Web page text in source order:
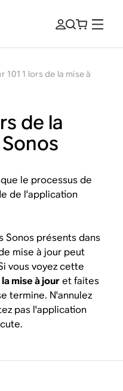
1011 lors de la mise à
de la
le processus de
de l'application
Sonos présents dans
mise à jour peut
vous voyez cette
mise à jouret faites
termine. N'annulez
pas l'application